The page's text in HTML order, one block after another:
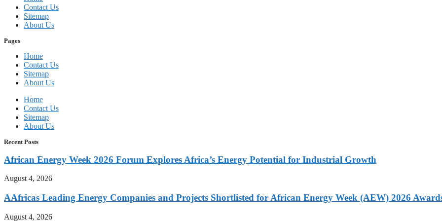
Contact Us
Sitemap
About Us
Pages
Home
Contact Us
Sitemap
About Us
Home
Contact Us
Sitemap
About Us
Recent Posts
African Energy Week 2026 Forum Explores Africa’s Energy Potential for Industrial Growth
August 4, 2026
AAfricas Leading Energy Companies and Projects Shortlisted for African Energy Week (AEW) 2026
August 4, 2026